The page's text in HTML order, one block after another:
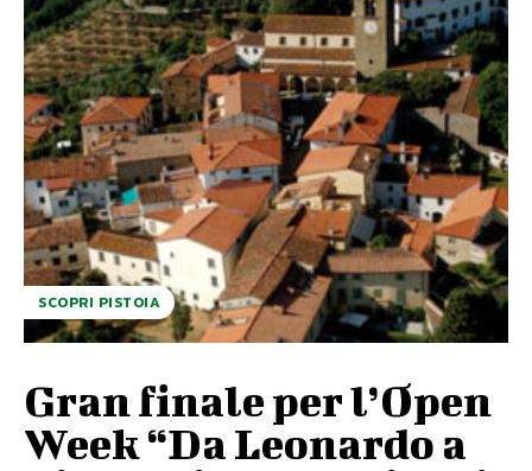
SCOPRI PISTOIA
Gran finale per l’Open
Week “Da Leonardo a